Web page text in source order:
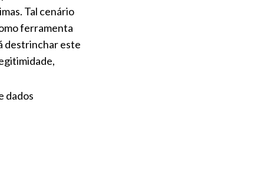
Tal cenário
ferramenta
destrinchar este
dados